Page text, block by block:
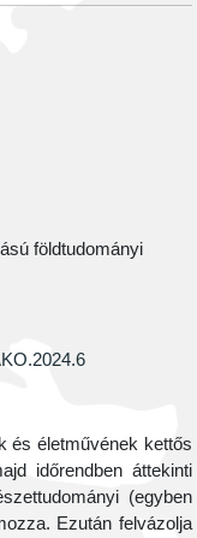
földtudományi
és életművének kettős
időrendben áttekinti
(egyben
Ezután felvázolja